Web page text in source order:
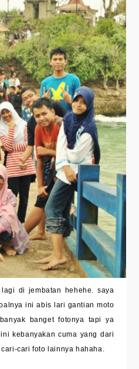
di jembatan hehehe. saya
ini abis lari gantian moto
banget fotonya tapi ya
kebanyakan cuma yang dari
cari foto lainnya hahaha.